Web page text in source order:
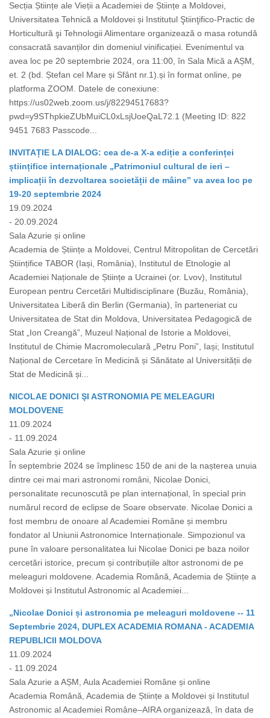
Secția Științe ale Vieții a Academiei de Științe a Moldovei,
Universitatea Tehnică a Moldovei și Institutul Ştiinţifico-Practic de
Horticultură şi Tehnologii Alimentare organizează o masa rotundă
consacrată savanților din domeniul vinificației. Evenimentul va
avea loc pe 20 septembrie 2024, ora 11:00, în Sala Mică a AȘM,
et. 2 (bd. Ștefan cel Mare și Sfânt nr.1).și în format online, pe
platforma ZOOM. Datele de conexiune:
https://us02web.zoom.us/j/82294517683?
pwd=y9SThpkieZUbMuiCL0xLsjUoeQaL72.1 (Meeting ID: 822
9451 7683 Passcode...
INVITAȚIE LA DIALOG: cea de-a X-a ediție a conferinței
științifice internaționale „Patrimoniul cultural de ieri –
implicații în dezvoltarea societății de mâine” va avea loc pe
19-20 septembrie 2024
19.09.2024
- 20.09.2024
Sala Azurie și online
Academia de Științe a Moldovei, Centrul Mitropolitan de Cercetări
Științifice TABOR (Iași, România), Institutul de Etnologie al
Academiei Naționale de Științe a Ucrainei (or. Lvov), Institutul
European pentru Cercetări Multidisciplinare (Buzău, România),
Universitatea Liberă din Berlin (Germania), în parteneriat cu
Universitatea de Stat din Moldova, Universitatea Pedagogică de
Stat „Ion Creangă”, Muzeul Național de Istorie a Moldovei,
Institutul de Chimie Macromoleculară „Petru Poni”, Iași; Institutul
Național de Cercetare în Medicină și Sănătate al Universității de
Stat de Medicină și...
NICOLAE DONICI ŞI ASTRONOMIA PE MELEAGURI
MOLDOVENE
11.09.2024
- 11.09.2024
Sala Azurie și online
În septembrie 2024 se împlinesc 150 de ani de la nașterea unuia
dintre cei mai mari astronomi români, Nicolae Donici,
personalitate recunoscută pe plan internațional, în special prin
numărul record de eclipse de Soare observate. Nicolae Donici a
fost membru de onoare al Academiei Române și membru
fondator al Uniunii Astronomice Internaționale. Simpozionul va
pune în valoare personalitatea lui Nicolae Donici pe baza noilor
cercetări istorice, precum și contribuțiile altor astronomi de pe
meleaguri moldovene. Academia Română, Academia de Științe a
Moldovei și Institutul Astronomic al Academiei...
„Nicolae Donici și astronomia pe meleaguri moldovene -- 11
Septembrie 2024, DUPLEX ACADEMIA ROMANA - ACADEMIA
REPUBLICII MOLDOVA
11.09.2024
- 11.09.2024
Sala Azurie a AȘM, Aula Academiei Române și online
Academia Română, Academia de Științe a Moldovei și Institutul
Astronomic al Academiei Române–AIRA organizează, în data de